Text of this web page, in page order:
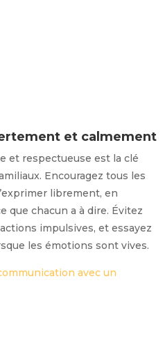
et calmement
et respectueuse est la clé
Encouragez tous les
librement, en
chacun a à dire. Évitez
impulsives, et essayez
les émotions sont vives.
avec un